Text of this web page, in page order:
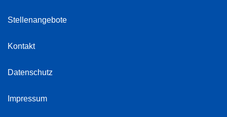
Stellenangebote
Kontakt
Datenschutz
Impressum